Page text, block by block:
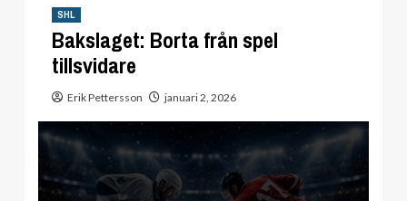
SHL
Bakslaget: Borta från spel
tillsvidare
Erik Pettersson januari 2, 2026